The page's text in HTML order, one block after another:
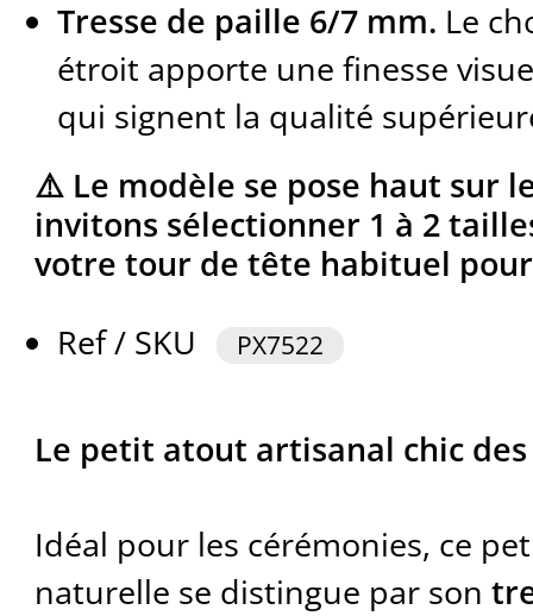
Tresse de paille 6/7 mm. Le
étroit apporte une finesse
qui signent la qualité
⚠️ Le modèle se pose haut sur
invitons sélectionner 1 à 2
votre tour de tête habituel
Ref / SKU
PX7522
Le petit atout artisanal chic
Idéal pour les cérémonies, ce
naturelle se distingue par son